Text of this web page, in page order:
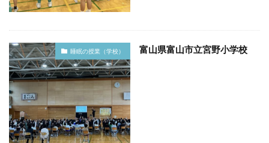
睡眠の授業（学校） 富山県富山市立宮野小学校